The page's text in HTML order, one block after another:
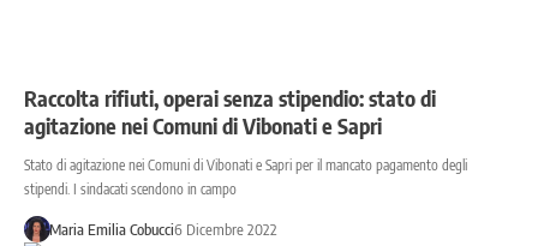
Raccolta rifiuti, operai senza stipendio: stato di
agitazione nei Comuni di Vibonati e Sapri
Stato di agitazione nei Comuni di Vibonati e Sapri per il mancato pagamento degli
stipendi. I sindacati scendono in campo
Maria Emilia Cobucci6 Dicembre 2022